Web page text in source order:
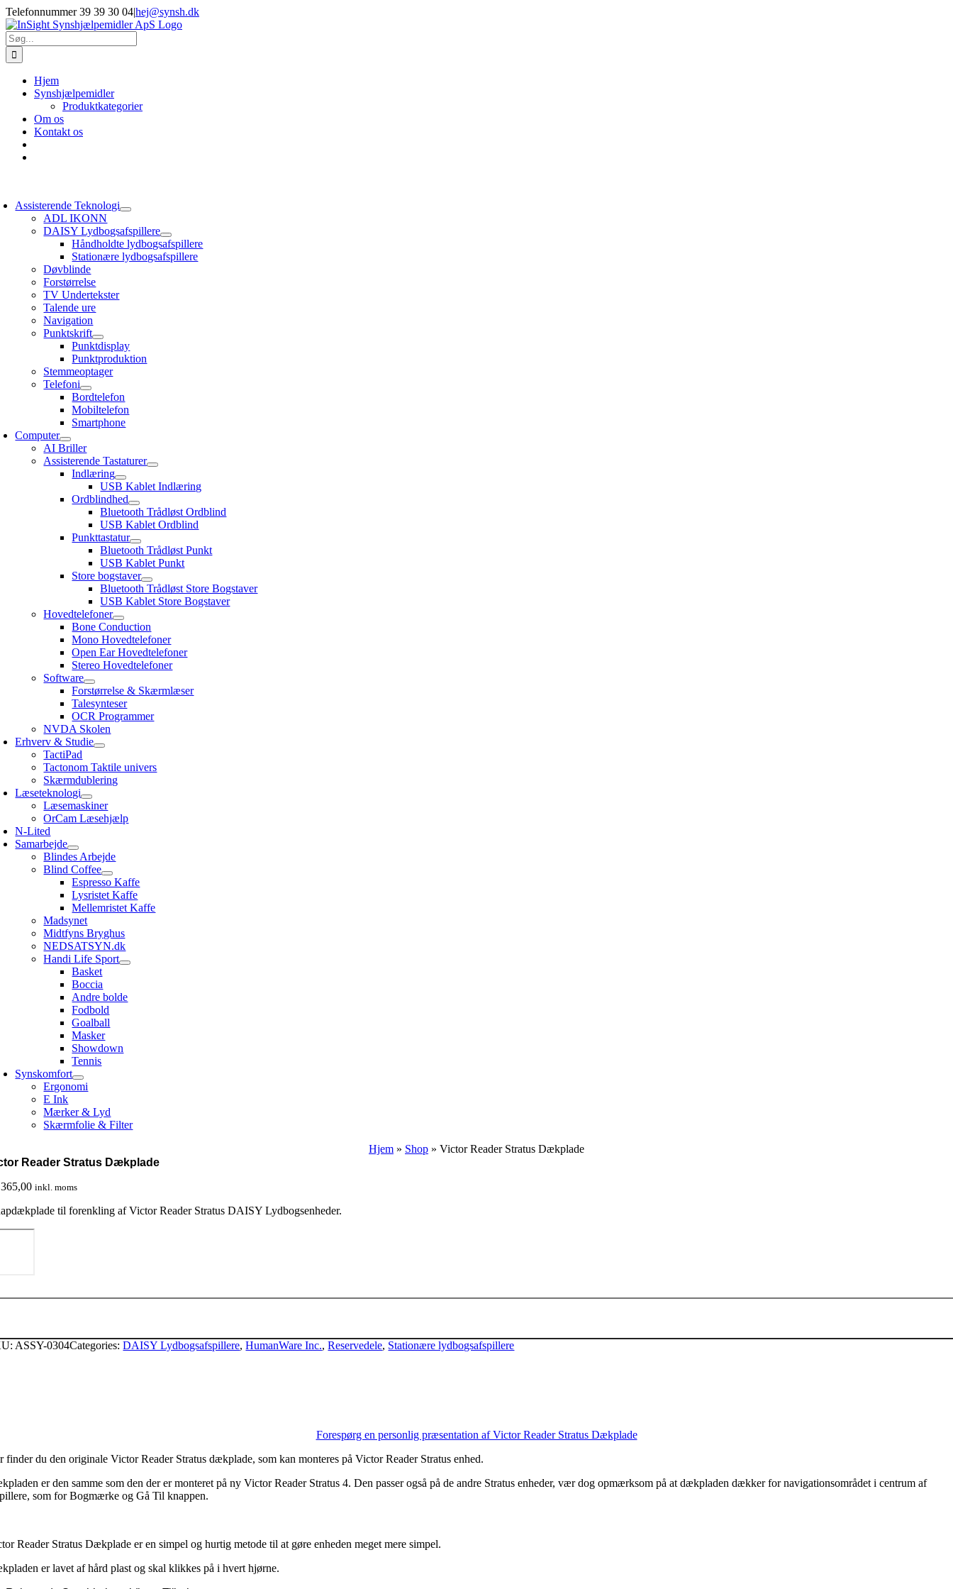
Skip
to
content
Telefonnummer 39 39 30 04|hej@synsh.dk
Søg
efter:
Hjem
Synshjælpemidler
Produktkategorier
Om os
Kontakt os
Assisterende Teknologi
ADL IKONN
DAISY Lydbogsafspillere
Håndholdte lydbogsafspillere
Stationære lydbogsafspillere
Døvblinde
Forstørrelse
TV Undertekster
Talende ure
Navigation
Punktskrift
Punktdisplay
Punktproduktion
Stemmeoptager
Telefoni
Bordtelefon
Mobiltelefon
Smartphone
Computer
AI Briller
Assisterende Tastaturer
Indlæring
USB Kablet Indlæring
Ordblindhed
Bluetooth Trådløst Ordblind
USB Kablet Ordblind
Punkttastatur
Bluetooth Trådløst Punkt
USB Kablet Punkt
Store bogstaver
Bluetooth Trådløst Store Bogstaver
USB Kablet Store Bogstaver
Hovedtelefoner
Bone Conduction
Mono Hovedtelefoner
Open Ear Hovedtelefoner
Stereo Hovedtelefoner
Software
Forstørrelse & Skærmlæser
Talesynteser
OCR Programmer
NVDA Skolen
Erhverv & Studie
TactiPad
Tactonom Taktile univers
Skærmdublering
Læseteknologi
Læsemaskiner
OrCam Læsehjælp
N-Lited
Samarbejde
Blindes Arbejde
Blind Coffee
Espresso Kaffe
Lysristet Kaffe
Mellemristet Kaffe
Madsynet
Midtfyns Bryghus
NEDSATSYN.dk
Handi Life Sport
Basket
Boccia
Andre bolde
Fodbold
Goalball
Masker
Showdown
Tennis
Synskomfort
Ergonomi
E Ink
Mærker & Lyd
Skærmfolie & Filter
Hjem » Shop » Victor Reader Stratus Dækplade
Reader Stratus Dækplade
inkl. moms
til forenkling af Victor Reader Stratus DAISY Lydbogsenheder.
ASSY-0304Categories:DAISY Lydbogsafspillere,HumanWare Inc.,Reservedele, Stationære lydbogsafspillere
Forespørg en personlig præsentation af Victor Reader Stratus Dækplade
finder du den originale Victor Reader Stratus dækplade, som kan monteres på Victor Reader Stratus enhed.
er den samme som den der er monteret på ny Victor Reader Stratus 4. Den passer også på de andre Stratus enheder, vær dog opmærksom på at dækpladen dækker for navigationsområdet i centrum af
som for Bogmærke og Gå Til knappen.
Reader Stratus Dækplade er en simpel og hurtig metode til at gøre enheden meget mere simpel.
er lavet af hård plast og skal klikkes på i hvert hjørne.